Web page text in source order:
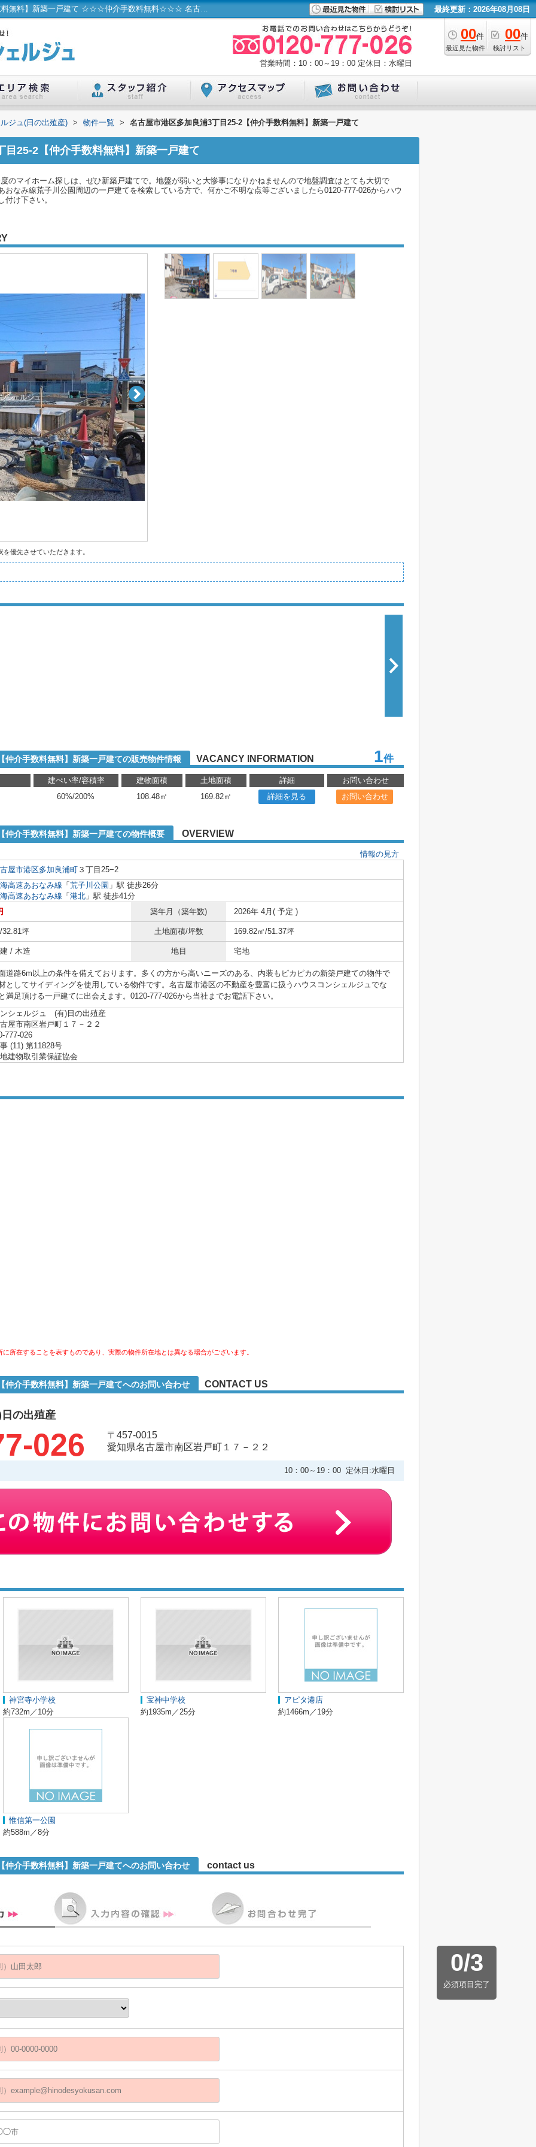
名古屋市港区多加良浦3丁目25-2【仲介手数料無料】新築一戸建て ☆☆☆仲介手数料無料☆☆☆ 名古屋市...／ハウスコンシェルジュ(日の出殖産) 最終更新：2026年08月08日
00件
最近見た物件
00件
検討リスト
営業時間：10：00～19：00 定休日：水曜日
ジュ(日の出殖産) > 物件一覧 > 名古屋市港区多加良浦3丁目25-2【仲介手数料無料】新築一戸建て
目25-2【仲介手数料無料】新築一戸建て
のマイホーム探しは、ぜひ新築戸建てで。地盤が弱いと大惨事になりかねませんので地盤調査はとても大切で
なみ線荒子川公園周辺の一戸建てを検索している方で、何かご不明な点等ございましたら0120-777-026からハウ
け下さい。
優先させていただきます。
仲介手数料無料】新築一戸建ての販売物件情報 VACANCY INFORMATION 1件
建ぺい率/容積率 建物面積 土地面積 詳細 お問い合わせ
60%/200% 108.48㎡ 169.82㎡ 詳細を見る お問い合わせ
仲介手数料無料】新築一戸建ての物件概要 OVERVIEW
情報の見方
屋市港区多加良浦町 ３丁目25−2
高速あおなみ線 「 荒子川公園 」駅 徒歩26分
高速あおなみ線 「 港北 」駅 徒歩41分
築年月（築年数) 2026年 4月( 予定 )
32.81坪 土地面積/坪数 169.82㎡/51.37坪
/ 木造 地目 宅地
道路6m以上の条件を備えております。多くの方から高いニーズのある、内装もピカピカの新築戸建ての物件で
としてサイディングを使用している物件です。名古屋市港区の不動産を豊富に扱うハウスコンシェルジュでな
満足頂ける一戸建てに出会えます。0120-777-026から当社までお電話下さい。
シェルジュ (有)日の出殖産
屋市南区岩戸町１７－２２
777-026
(11) 第11828号
建物取引業保証協会
所在することを表すものであり、実際の物件所在地とは異なる場合がございます。
仲介手数料無料】新築一戸建てへのお問い合わせ CONTACT US
の出殖産
026
〒457-0015
愛知県名古屋市南区岩戸町１７－２２
10：00～19：00 定休日:水曜日
神宮寺小学校
約732m／10分
宝神中学校
約1935m／25分
アピタ港店
約1466m／19分
惟信第一公園
約588m／8分
仲介手数料無料】新築一戸建てへのお問い合わせ contact us
0/3
必須項目完了